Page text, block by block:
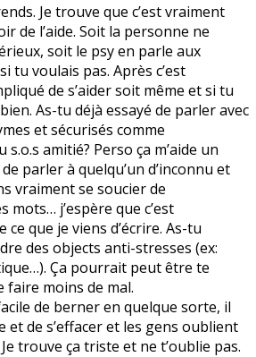
Je trouve que c’est vraiment
de l’aide. Soit la personne ne
soit le psy en parle aux
tu voulais pas. Après c’est
de s’aider soit même et si tu
As-tu déjà essayé de parler avec
et sécurisés comme
amitié? Perso ça m’aide un
parler à quelqu’un d’inconnu et
vraiment se soucier de
mots… j’espère que c’est
que je viens d’écrire. As-tu
des objects anti-stresses (ex:
Ça pourrait peut être te
faire moins de mal.
de berner en quelque sorte, il
et de s’effacer et les gens oublient
trouve ça triste et ne t’oublie pas.